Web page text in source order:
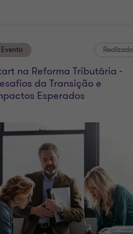
Evento Realizado
na Reforma Tributária -
da Transição e
Esperados